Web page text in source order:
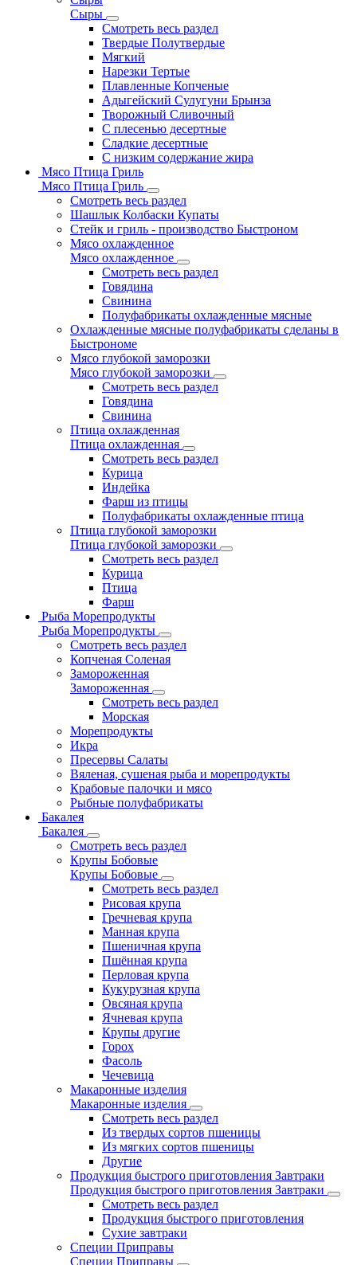
Сыры
Смотреть весь раздел
Твердые Полутвердые
Мягкий
Нарезки Тертые
Плавленные Копченые
Адыгейский Сулугуни Брынза
Творожный Сливочный
С плесенью десертные
Сладкие десертные
С низким содержание жира
Мясо Птица Гриль
Мясо Птица Гриль
Смотреть весь раздел
Шашлык Колбаски Купаты
Стейк и гриль - производство Быстроном
Мясо охлажденное
Мясо охлажденное
Смотреть весь раздел
Говядина
Свинина
Полуфабрикаты охлажденные мясные
Охлажденные мясные полуфабрикаты сделаны в
Быстрономе
Мясо глубокой заморозки
Мясо глубокой заморозки
Смотреть весь раздел
Говядина
Свинина
Птица охлажденная
Птица охлажденная
Смотреть весь раздел
Курица
Индейка
Фарш из птицы
Полуфабрикаты охлажденные птица
Птица глубокой заморозки
Птица глубокой заморозки
Смотреть весь раздел
Курица
Птица
Фарш
Рыба Морепродукты
Рыба Морепродукты
Смотреть весь раздел
Копченая Соленая
Замороженная
Замороженная
Смотреть весь раздел
Морская
Морепродукты
Икра
Пресервы Салаты
Вяленая, сушеная рыба и морепродукты
Крабовые палочки и мясо
Рыбные полуфабрикаты
Бакалея
Бакалея
Смотреть весь раздел
Крупы Бобовые
Крупы Бобовые
Смотреть весь раздел
Рисовая крупа
Гречневая крупа
Манная крупа
Пшеничная крупа
Пшённая крупа
Перловая крупа
Кукурузная крупа
Овсяная крупа
Ячневая крупа
Крупы другие
Горох
Фасоль
Чечевица
Макаронные изделия
Макаронные изделия
Смотреть весь раздел
Из твердых сортов пшеницы
Из мягких сортов пшеницы
Другие
Продукция быстрого приготовления Завтраки
Продукция быстрого приготовления Завтраки
Смотреть весь раздел
Продукция быстрого приготовления
Сухие завтраки
Специи Приправы
Специи Приправы